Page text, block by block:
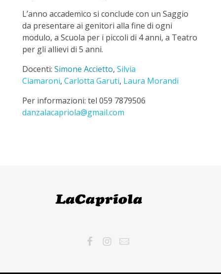
L’anno accademico si conclude con un Saggio
da presentare ai genitori alla fine di ogni
modulo, a Scuola per i piccoli di 4 anni, a Teatro
per gli allievi di 5 anni.
Docenti: Simone Accietto, Silvia
Ciamaroni, Carlotta Garuti, Laura Morandi
Per informazioni: tel 059 7879506
danzalacapriola@gmail.com